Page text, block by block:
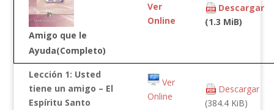
Amigo que le
Ayuda(Completo)
Ver
Online
Descargar
(1.3 MiB)
Lección 1: Usted
tiene un amigo – El
Espíritu Santo
Ver
Online
Descargar
(384.4 KiB)